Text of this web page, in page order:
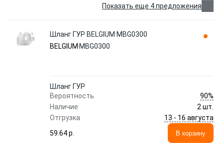
Показать еще 4 предложения
Шланг ГУР BELGIUM MBG0300
BELGIUM MBG0300
Шланг ГУР
Вероятность
90%
Наличие
2 шт.
Отгрузка
13 - 16 августа
59.64 p.
В корзину